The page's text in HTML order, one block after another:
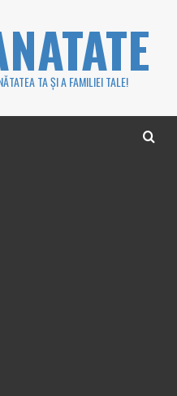
TA ȘI A FAMILIEI TALE!